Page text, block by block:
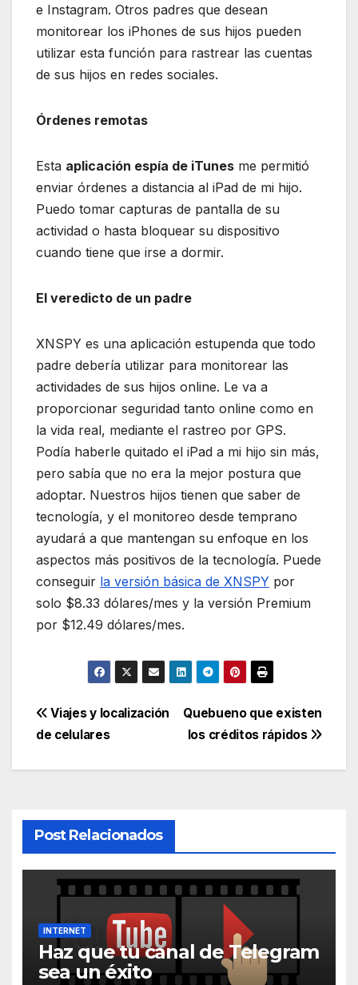
e Instagram. Otros padres que desean
monitorear los iPhones de sus hijos pueden
utilizar esta función para rastrear las cuentas
de sus hijos en redes sociales.
Órdenes remotas
Esta aplicación espía de iTunes me permitió
enviar órdenes a distancia al iPad de mi hijo.
Puedo tomar capturas de pantalla de su
actividad o hasta bloquear su dispositivo
cuando tiene que irse a dormir.
El veredicto de un padre
XNSPY es una aplicación estupenda que todo
padre debería utilizar para monitorear las
actividades de sus hijos online. Le va a
proporcionar seguridad tanto online como en
la vida real, mediante el rastreo por GPS.
Podía haberle quitado el iPad a mi hijo sin más,
pero sabía que no era la mejor postura que
adoptar. Nuestros hijos tienen que saber de
tecnología, y el monitoreo desde temprano
ayudará a que mantengan su enfoque en los
aspectos más positivos de la tecnología. Puede
conseguir la versión básica de XNSPY por
solo $8.33 dólares/mes y la versión Premium
por $12.49 dólares/mes.
Navegación
Quebueno que existen
los créditos rápidos
Viajes y localización
de celulares
Post Relacionados
INTERNET
Haz que tu canal de Telegram
sea un éxito